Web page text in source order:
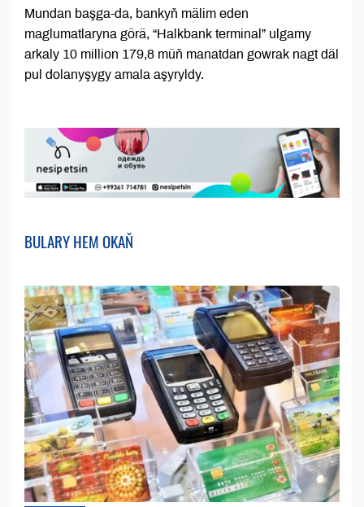
Mundan başga-da, bankyň mälim eden
maglumatlaryna görä, “Halkbank terminal” ulgamy
arkaly 10 million 179,8 müň manatdan gowrak nagt däl
pul dolanyşygy amala aşyryldy.
BULARY HEM OKAŇ